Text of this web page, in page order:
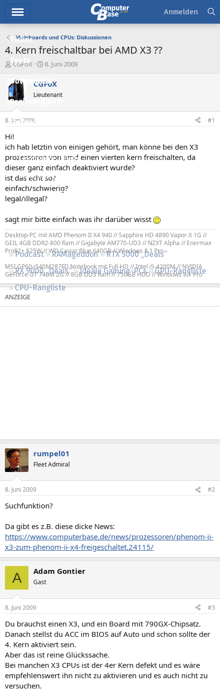
Ticker
Tests
Downloads
Preisvergleich
Forum
Aktuelles
Empfohlene Inhalte
Neue Beiträge
Neueste Aktivitäten
Regeln
Podcast RAMageddon
RTX 5000 „Deals“
RX 9000 „Deals“
Ideale Gaming-PCs
GPU-Rangliste
CPU-Rangliste
Anmelden
Mainboards und CPUs: Diskussionen
4. Kern freischaltbar bei AMD X3 ??
E
s
t
e
e
r
CGFoX
E
s
e
t
m
8. Juni 2009
CGFoX
Lieutenant
8. Juni 2009 #1
Hi!
ich hab letztin von einigen gehört, man könne bei den X3
prozessoren von amd einen vierten kern freischalten, da
dieser ganz einfach deaktiviert wurde?
ist das echt so?
einfach/schwierig?
legal/illegal?
sagt mir bitte einfach was ihr darüber wisst
Desktop-PC mit AMD Phenom II X4 940 // Sapphire HD 4890 Vapor-X 1G //
GEIL 4GB DDR2-800 Ram // Gigabyte AM770-UD3 // NZXT Alpha // Enermax
Pro82+ 525W // WD Caviar Blue 640GB // Windows 8.1 Pro
MSI GP60-i540M287FD Notebook mit Full-HD // Intel i5-4200M // NVIDIA
GeForce GT 740M 2G // 8GB DD3 Ram // 750GB HDD // Windows 8.1 Pro
rumpel01
Fleet Admiral
8. Juni 2009 #2
Suchfunktion?
Da gibt es z.B. diese dicke News:
https://www.computerbase.de/news/prozessoren/phenom-ii-
x3-zum-phenom-ii-x4-freigeschaltet.24115/
A Adam Gontier
Gast
8. Juni 2009 #3
Du brauchst einen X3, und ein Board mit 790GX-Chipsatz.
Danach stellst du ACC im BIOS auf Auto und schon sollte der
4. Kern aktiviert sein.
Aber das ist reine Glückssache.
Bei manchen X3 CPUs ist der 4er Kern defekt und es wäre
empfehlenswert ihn nicht zu aktivieren und es auch nicht zu
versuchen.